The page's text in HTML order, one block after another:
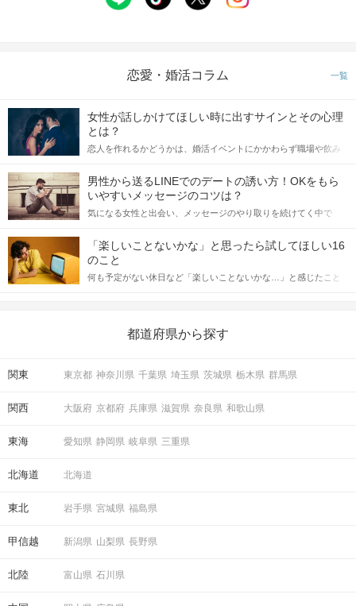
恋愛・婚活コラム 一覧
女性が話しかけてほしい時に出すサインとその心理
とは？
恋人を作れるかどうかは、婚活イベントにかかわらず職場や飲み
てアプローチできるかにも左右されます。 これから恋人作りを本
格的に始めようとしている方は、女性が異性を求めて出すサイン
をしっかりと理解し、正しい行動に移せるかどうかが重要。 この
記事では、女性が話しかけて欲しい時に出すサインとその心理を
合にどのような行動に繋げるべきかをご紹介していきます。
男性から送るLINEでのデートの誘い方！OKをもら
いやすいメッセージのコツは？
気になる女性と出会い、メッセージのやり取りを続けてく中で
しかし、中には「どう誘ったらいいの？」とお困りの男性もいら
っしゃるのではないでしょうか。 そこで今回は、男性から女性へ
送るLINEでのデートの誘い方のコツをご紹介します。例文も混じ
えながら解説するので、ぜひ参考にしてください。
「楽しいことないかな」と思ったら試してほしい16
のこと
何も予定がない休日など「楽しいことないかな…」と感じたこと
の楽しいことアイデアを集めました♪ いままさに楽しいことを探し
都道府県から探す
関東 東京都 神奈川県 千葉県 埼玉県 茨城県 栃木県 群馬県
関西 大阪府 京都府 兵庫県 滋賀県 奈良県 和歌山県
東海 愛知県 静岡県 岐阜県 三重県
北海道 北海道
東北 岩手県 宮城県 福島県
甲信越 新潟県 山梨県 長野県
北陸 富山県 石川県